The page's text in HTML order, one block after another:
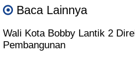
Baca Lainnya
Wali Kota Bobby Lantik 2
Pembangunan